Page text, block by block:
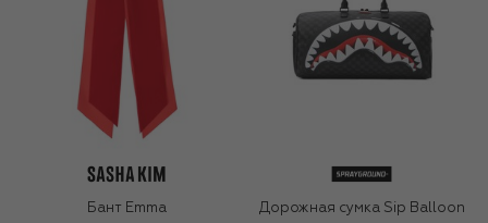
Бант Emma
Дорожная сумка Sip Balloon